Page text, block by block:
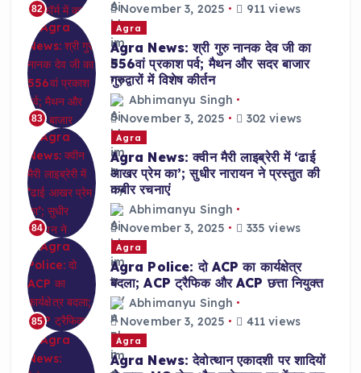
82
November 3, 2025
911 views
83
Agra
Agra News: श्री गुरु नानक देव जी का
556वां प्रकाश पर्व; मैथन और सदर बाजार
गुरुद्वारों में विशेष कीर्तन
Abhimanyu Singh
November 3, 2025
302 views
84
Agra
Agra News: क्वीन मैरी लाइब्रेरी में ‘ढाई
आखर प्रेम का’; सुधीर नारायन ने प्रस्तुत की
कबीर रचनाएं
Abhimanyu Singh
November 3, 2025
335 views
85
Agra
Agra Police: दो ACP का कार्यक्षेत्र
बदला; ACP ट्रैफिक और ACP छत्ता नियुक्त
Abhimanyu Singh
November 3, 2025
411 views
Agra
Agra News: देवोत्थान एकादशी पर शादियों